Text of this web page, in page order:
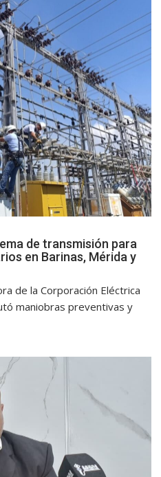
de transmisión para
en Barinas, Mérida y
de la Corporación Eléctrica
maniobras preventivas y